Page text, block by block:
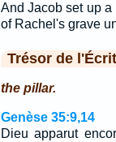
And Jacob set up
of Rachel's grave
Trésor de
the pillar.
Genèse 35:9,14
Dieu apparut